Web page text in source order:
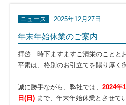
ニュース 2025年12月27日
年末年始休業のご案内
拝啓 時下ますますご清栄のことと
平素は、格別のお引立てを賜り厚く
誠に勝手ながら、弊社では、 2024年
日(日) まで、年末年始休業とさせて